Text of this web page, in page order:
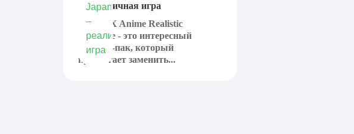
реалистичная игра
NicoRTX Anime Realistic
Japanese - это интересный
текстур-пак, который
предлагает заменить...